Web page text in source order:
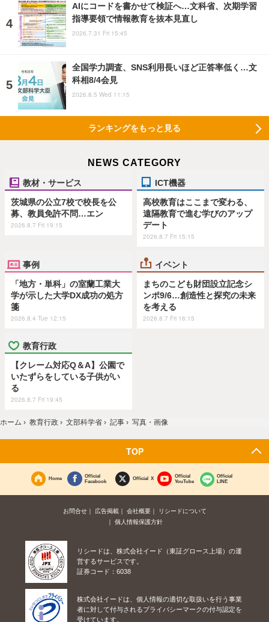
AIにコードを書かせて検証へ…文科省、次期学習
指導要領で情報教育を抜本見直し
2026.7.31 Fri 15:45
全国学力調査、SNS利用長いほど正答率低く…文
科相8/4会見
2026.8.5 Wed 11:15
ランキングをもっと見る
NEWS CATEGORY
教材・サービス
茨城県の公立7校で校長を公
募、教員免許不問…エン
2026.8.7 Fri 19:15
ICT機器
高校教育はここまで変わる、
遠隔教育で進む学びのアップ
デート
2026.8.7 Fri 15:15
事例
「地方・単科」の室蘭工業大
学が示した大学DX成功の処方
箋
2026.8.4 Tue 12:15
イベント
まちのこども財団設立記念シ
ンポ9/6…創造性と探究の未来
を考える
2026.8.7 Fri 16:15
教育行政
【クレーム対応Q＆A】公園で
いたずらをしている子供がい
る
2026.8.7 Fri 19:45
ホーム › 教育行政 › 文部科学省 › 記事 › 写真・画像
TOP
Home
Official
Facebook
Official X
Official
YouTube
Official
LINE
お問合せ 広告掲載 会社概要
リシードについて
個人情報保護方針
リシードは、株式会社イード（東証グロース上場）の運
営するサービスです。
証券コード：6038
株式会社イードは、個人情報の適切な取扱いを行う事業
者に対して付与されるプライバシーマークの付与認定を
受けています。